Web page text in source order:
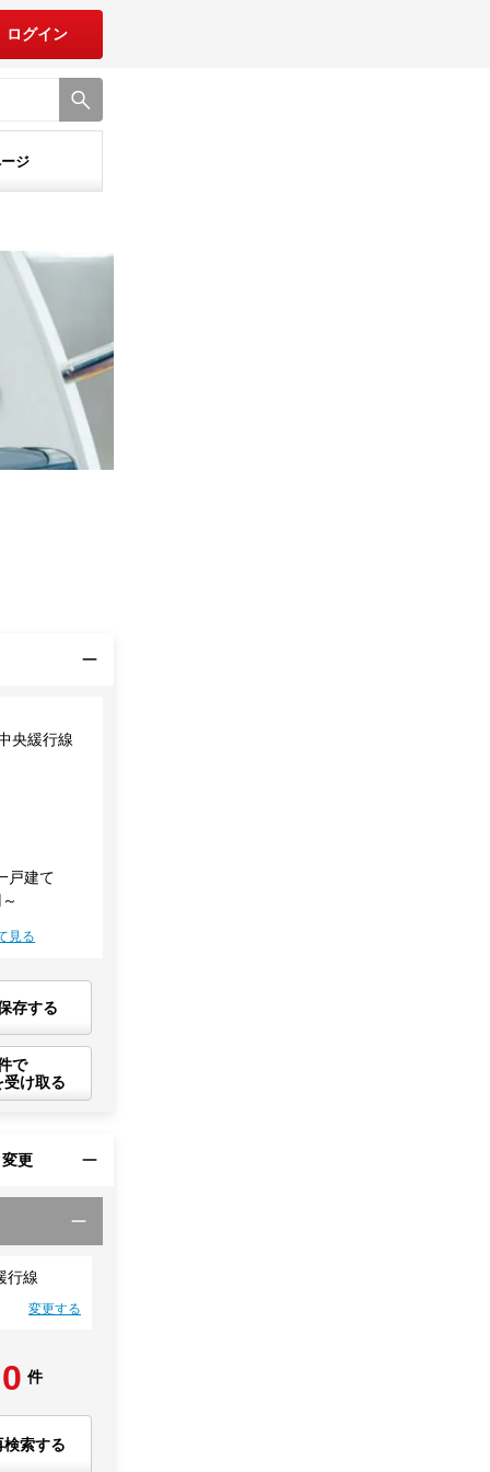
ログイン
ジ
央緩行線
戸建て
見る
存する
で
受け取る
更
行線
変更する
0 件
検索する